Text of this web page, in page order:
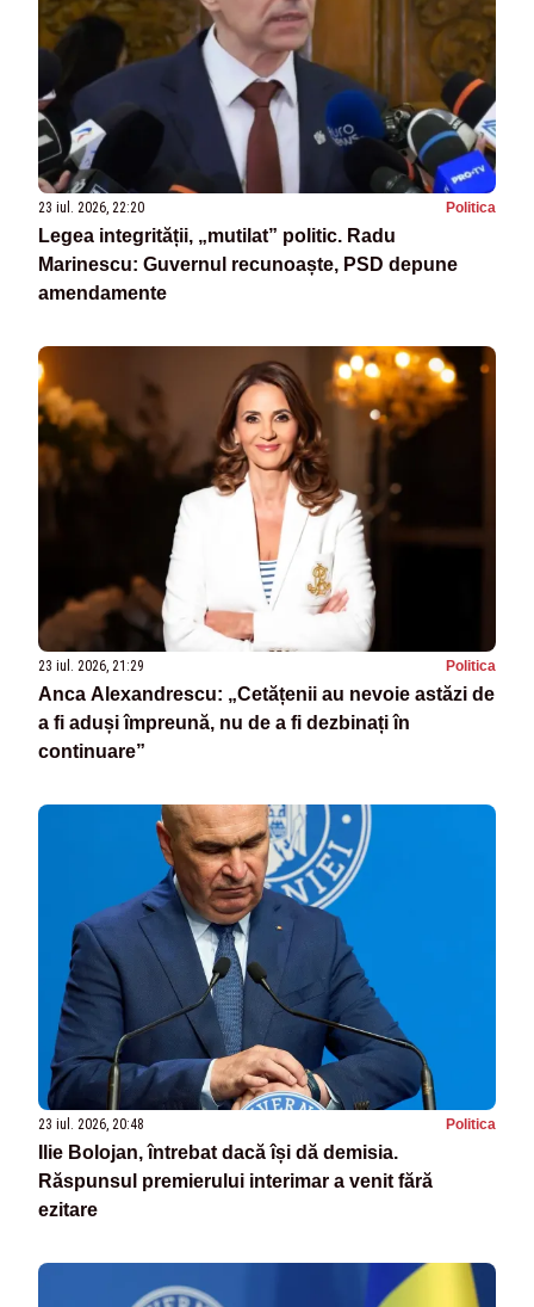
23 iul. 2026, 22:20 Politica
Legea integrității, „mutilat” politic. Radu
Marinescu: Guvernul recunoaște, PSD depune
amendamente
23 iul. 2026, 21:29 Politica
Anca Alexandrescu: „Cetățenii au nevoie astăzi de
a fi aduși împreună, nu de a fi dezbinați în
continuare”
23 iul. 2026, 20:48 Politica
Ilie Bolojan, întrebat dacă își dă demisia.
Răspunsul premierului interimar a venit fără
ezitare